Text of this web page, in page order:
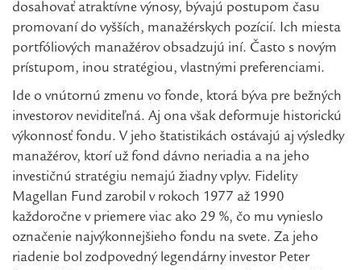
dosahovať atraktívne výnosy, bývajú postupom času
promovaní do vyšších, manažérskych pozícií. Ich miesta
portfóliových manažérov obsadzujú iní. Často s novým
prístupom, inou stratégiou, vlastnými preferenciami.
Ide o vnútornú zmenu vo fonde, ktorá býva pre bežných
investorov neviditeľná. Aj ona však deformuje historickú
výkonnosť fondu. V jeho štatistikách ostávajú aj výsledky
manažérov, ktorí už fond dávno neriadia a na jeho
investičnú stratégiu nemajú žiadny vplyv. Fidelity
Magellan Fund zarobil v rokoch 1977 až 1990
každoročne v priemere viac ako 29 %, čo mu vynieslo
označenie najvýkonnejšieho fondu na svete. Za jeho
riadenie bol zodpovedný legendárny investor Peter